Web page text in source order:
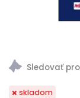
skladom